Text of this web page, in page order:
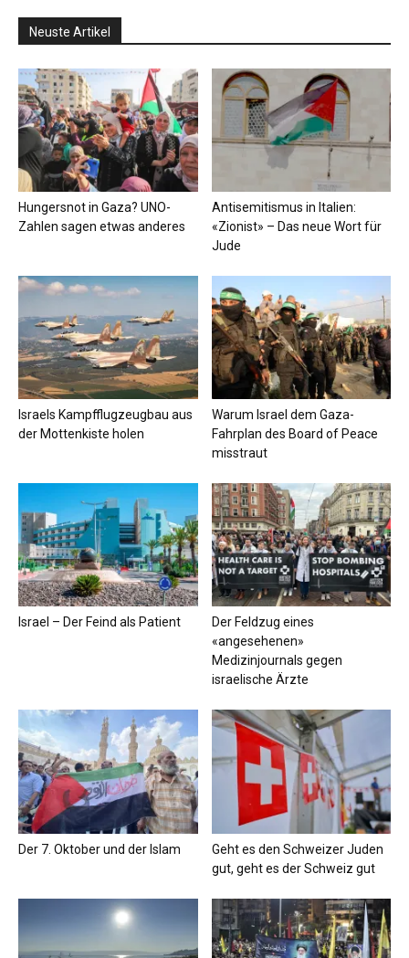
Neuste Artikel
Hungersnot in Gaza? UNO-
Zahlen sagen etwas anderes
Antisemitismus in Italien:
«Zionist» – Das neue Wort für
Jude
Israels Kampfflugzeugbau aus
der Mottenkiste holen
Warum Israel dem Gaza-
Fahrplan des Board of Peace
misstraut
Israel – Der Feind als Patient
Der Feldzug eines
«angesehenen»
Medizinjournals gegen
israelische Ärzte
Der 7. Oktober und der Islam
Geht es den Schweizer Juden
gut, geht es der Schweiz gut